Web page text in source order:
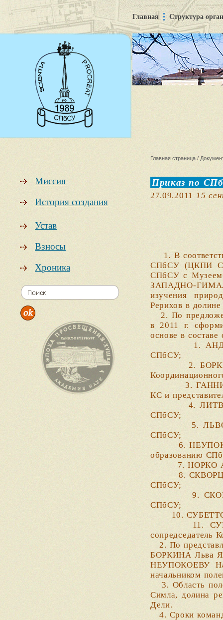
Главная Структура
Миссия
История создания
Устав
Взносы
Хроника
Главная страница /
Приказ по
27.09.2011 15
1. В
СПбСУ (ЦКПИ
СПбСУ с Музеем-
ЗАПАДНО-
изучения
Рерихов в
2. По
в 2011 г.
основе в составе
1. АНДРЕЕВ
СПбСУ;
2. БОРКИН Лев
3. ГАННИБАЛ
КС и
4. ЛИТВИНЧУК
СПбСУ;
5. ЛЬВОВСКИЙ
СПбСУ;
6.
образованию
7. НОРКО
8. СКВОРЦОВ
СПбСУ;
9. СКОРИНОВ
СПбСУ;
10. СУБЕТТО
11. СУБЕТТО
сопредседатель
2. По
БОРКИНА Льва
НЕУПОКОЕВУ
начальником
3. Область
Симла, долина
Дели.
4. Сроки